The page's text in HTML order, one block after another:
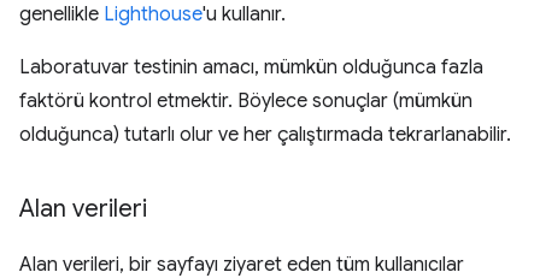
genellikle Lighthouse'u kullanır.
Laboratuvar testinin amacı, mümkün olduğunca fazla
faktörü kontrol etmektir. Böylece sonuçlar (mümkün
olduğunca) tutarlı olur ve her çalıştırmada tekrarlanabilir.
Alan verileri
Alan verileri, bir sayfayı ziyaret eden tüm kullanıcılar